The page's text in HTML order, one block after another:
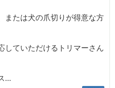
または犬の爪切りが得意な方
していただけるトリマーさん
...